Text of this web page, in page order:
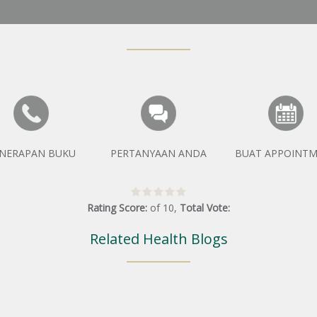
BUKU PERTANYAAN ANDA BUAT
Rating Score: of 10, Total Vote:
Related Health Blogs